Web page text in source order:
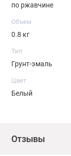
по ржавчине
Объем
0.8 кг
Тип
Грунт-эмаль
Цвет
Белый
Отзывы